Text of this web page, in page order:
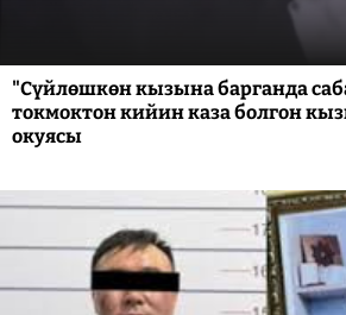
"Сүйлөшкөн кызына барганда
токмоктон кийин каза болгон
окуясы